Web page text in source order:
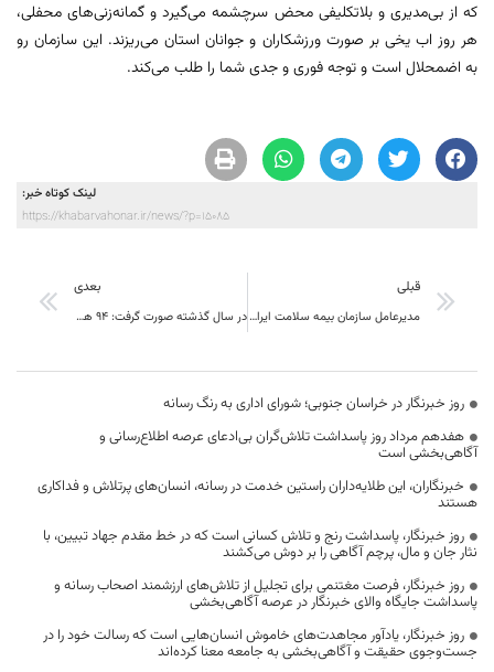
که از بی‌مدیری و بلاتکلیفی محض سرچشمه می‌گیرد و گمانه‌زنی‌های محفلی،
هر روز اب یخی بر صورت ورزشکاران و جوانان استان می‌ریزند. این‌ سازمان رو
به اضمحلال است و توجه فوری و جدی شما را طلب می‌کند.
لینک کوتاه خبر:
https://khabarvahonar.ir/news/?p=15085
قبلی
مدیرعامل سازمان بیمه سلامت ایران در سی و یکمین نمایشگاه بین‌المللی کتاب تهران:ارتباط مستقیم سواد سلامت جامعه با ترویج کتاب‌خوانی
بعدی
در سال گذشته صورت گرفت: 94 هزار و 908 نفر – ساعت آموزش مهارتی در يگان هاي نظامي و انتظامي خراسان جنوبی
روز خبرنگار در خراسان جنوبی؛ شورای اداری به رنگ رسانه
هفدهم مرداد روز پاسداشت تلاش‌گران بی‌ادعای عرصه اطلاع‌رسانی و
آگاهی‌بخشی است
خبرنگاران، این طلایه‌داران راستین خدمت در رسانه، انسان‌های پرتلاش و فداکاری
هستند
روز خبرنگار، پاسداشت رنج و تلاش کسانی است که در خط مقدم جهاد تبیین، با
نثار جان و مال، پرچم آگاهی را بر دوش می‌کشند
روز خبرنگار، فرصت مغتنمی برای تجلیل از تلاش‌های ارزشمند اصحاب رسانه و
پاسداشت جایگاه والای خبرنگار در عرصه آگاهی‌بخشی
روز خبرنگار، یادآور مجاهدت‌های خاموش انسان‌هایی است که رسالت خود را در
جست‌وجوی حقیقت و آگاهی‌بخشی به جامعه معنا کرده‌اند